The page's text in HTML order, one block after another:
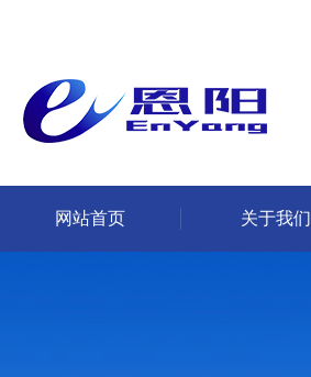
网站首页 关于我们